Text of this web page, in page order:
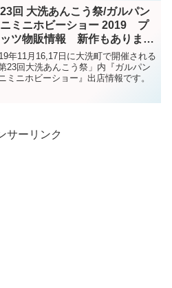
よかった」と思うキットが発売され
た。それも2...
回 大洗あんこう祭/ガルパン
ニミニホビーショー 2019 プ
ツ物販情報 新作もありま
！
年11月16,17日に大洗町で開催される
第23回大洗あんこう祭」内『ガルパン
ミニホビーショー』出店情報です。
サーリンク